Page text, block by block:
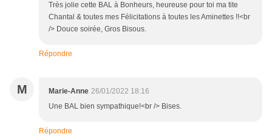
Très jolie cette BAL à Bonheurs, heureuse pour toi ma tite
Chantal & toutes mes Félicitations à toutes les Aminettes !!<br
/> Douce soirée, Gros Bisous.
Répondre
M Marie-Anne 26/01/2022 18:16
Une BAL bien sympathique!<br /> Bises.
Répondre